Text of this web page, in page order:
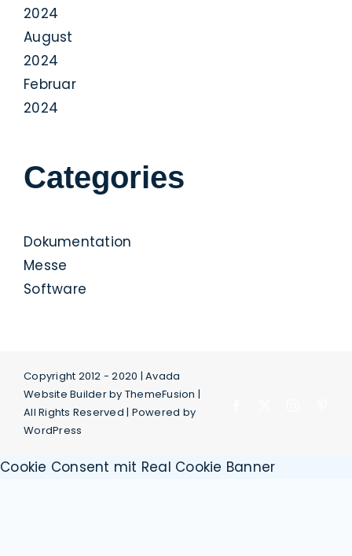
2024
August
2024
Februar
2024
Categories
Dokumentation
Messe
Software
Copyright 2012 - 2020 |Avada
Website Builderby ThemeFusion |
All Rights Reserved | Powered by
WordPress
Cookie Consent mit Real Cookie Banner